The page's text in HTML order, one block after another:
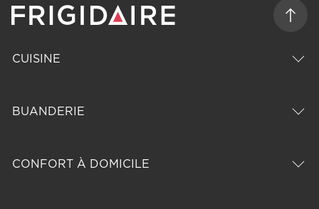
CUISINE
BUANDERIE
CONFORT À DOMICILE